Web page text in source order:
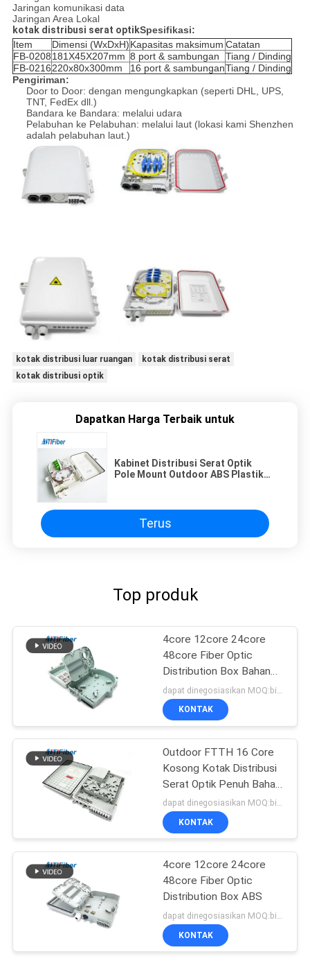
Jaringan komunikasi data
Jaringan Area Lokal
kotak distribusi serat optikSpesifikasi:
Item
Dimensi (WxDxH)Kapasitas maksimum Catatan
FB-0208181X45X207mm 8 port & sambungan
Tiang / Dinding
FB-0216220x80x300mm 16 port & sambunganTiang / Dinding
Pengiriman:
Door to Door: dengan mengungkapkan (seperti DHL, UPS,
TNT, FedEx dll.)
Bandara ke Bandara: melalui udara
Pelabuhan ke Pelabuhan: melalui laut (lokasi kami Shenzhen
adalah pelabuhan laut.)
kotak distribusi luar ruangan
kotak distribusi serat
kotak distribusi optik
Dapatkan Harga Terbaik untuk
Kabinet Distribusi Serat Optik
Pole Mount Outdoor ABS Plastik
Terus
Top produk
4core 12core 24core
48core Fiber Optic
Distribution Box Bahan
ABS
KONTAK
Outdoor FTTH 16 Core
Kosong Kotak Distribusi
Serat Optik Penuh Bahan
ABS
dapat dinegosiasikan MOQ:bisa dinegosiasikan
KONTAK
4core 12core 24core
48core Fiber Optic
Distribution Box ABS
dapat dinegosiasikan MOQ:bisa dinegosiasikan
KONTAK